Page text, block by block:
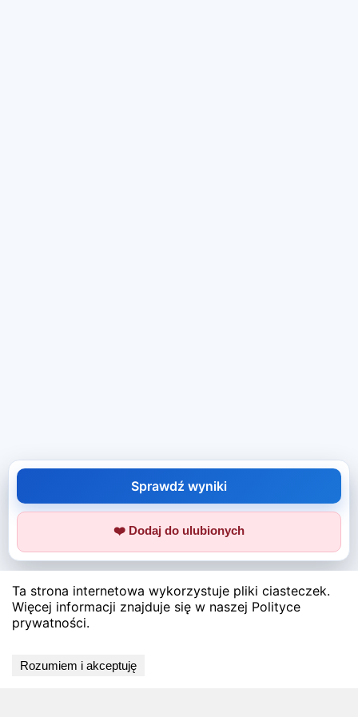
Sprawdź wyniki
❤️ Dodaj do ulubionych
Ta strona internetowa wykorzystuje pliki ciasteczek.
Więcej informacji znajduje się w naszej Polityce
prywatności.
Rozumiem i akceptuję